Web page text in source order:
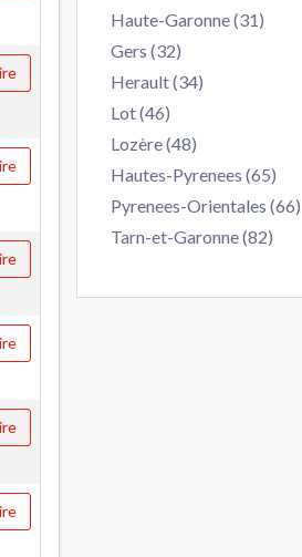
Haute-Garonne (31)
Gers (32)
Herault (34)
Lot (46)
Lozère (48)
Hautes-Pyrenees (65)
Pyrenees-Orientales (66)
Tarn-et-Garonne (82)